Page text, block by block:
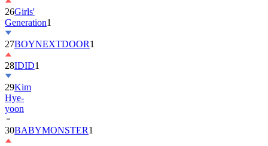
26Girls'
Generation1
27BOYNEXTDOOR1
28IDID1
29Kim
Hye-
yoon
30BABYMONSTER1